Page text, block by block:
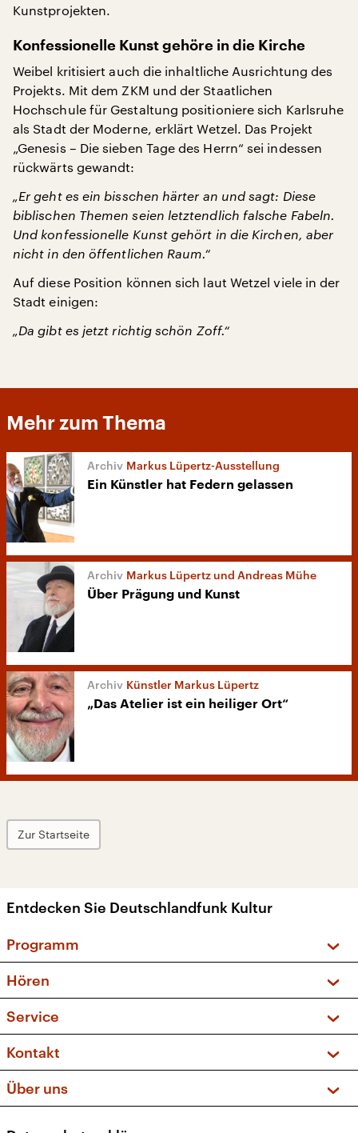
Kunstprojekten.
Konfessionelle Kunst gehöre in die Kirche
Weibel kritisiert auch die inhaltliche Ausrichtung des
Projekts. Mit dem ZKM und der Staatlichen
Hochschule für Gestaltung positioniere sich Karlsruhe
als Stadt der Moderne, erklärt Wetzel. Das Projekt
„Genesis – Die sieben Tage des Herrn“ sei indessen
rückwärts gewandt:
„Er geht es ein bisschen härter an und sagt: Diese
biblischen Themen seien letztendlich falsche Fabeln.
Und konfessionelle Kunst gehört in die Kirchen, aber
nicht in den öffentlichen Raum.“
Auf diese Position können sich laut Wetzel viele in der
Stadt einigen:
„Da gibt es jetzt richtig schön Zoff.“
Mehr zum Thema
Markus Lüpertz-Ausstellung
Ein Künstler hat Federn gelassen
Markus Lüpertz und Andreas Mühe
Über Prägung und Kunst
Künstler Markus Lüpertz
„Das Atelier ist ein heiliger Ort“
Zur Startseite
Entdecken Sie Deutschlandfunk Kultur
Programm
Sendungen und Podcasts
Musikliste
Kakadu – Das Kinderprogramm
Hören
Frequenzen (UKW + DAB+)
Service
FAQ
Apps
Newsletter
Kontakt
Social Media
Über uns